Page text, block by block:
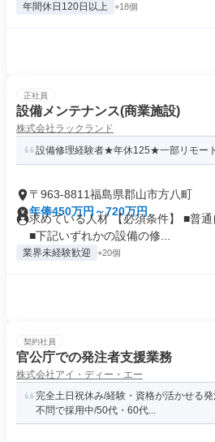
年間休日120日以上 +18個
正社員
設備メンテナンス(商業施設)
株式会社ラックランド
設備修理経験者★年休125★一部リモー
〒963-8811福島県郡山市方八町
年俸450万円～720万円
求めている人材 【必須条件】 ■普
■下記いずれかの設備の修...
業界未経験歓迎 +20個
契約社員
官公庁での発注者支援業務
株式会社アイ・ディー・エー
完全土日祝休み/経験・資格が活かせる
不問で採用中/50代・60代...